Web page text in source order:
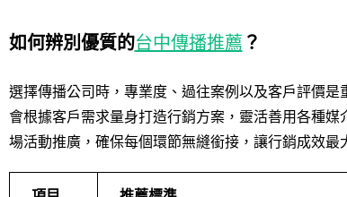
如何辨別優質的台中傳播推薦 ？
選擇傳播公司時，專業度、過往案例以及客戶評價是
會根據客戶需求量身打造行銷方案，靈活善用各種
場活動推廣，確保每個環節無縫銜接，讓行銷成效最